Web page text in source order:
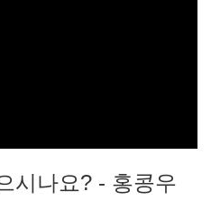
시나요? - 홍콩우